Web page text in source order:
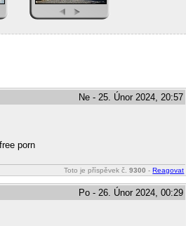
Ne - 25. Únor 2024, 20:57
porn
Toto je příspěvek č.9300 - Reagovat
Po - 26. Únor 2024, 00:29